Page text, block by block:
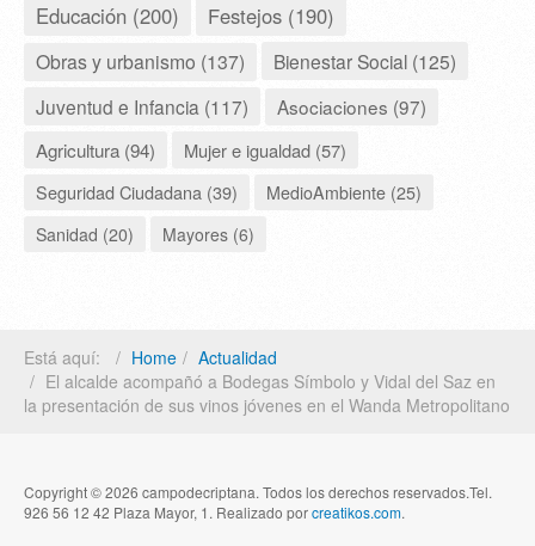
Educación (200) Festejos (190)
Obras y urbanismo (137)
Bienestar Social (125)
Juventud e Infancia (117)
Asociaciones (97)
Agricultura (94)
Mujer e igualdad (57)
Seguridad Ciudadana (39)
MedioAmbiente (25)
Sanidad (20)
Mayores (6)
Está aquí: Home
Actualidad
El alcalde acompañó a Bodegas Símbolo y Vidal del Saz en
la presentación de sus vinos jóvenes en el Wanda Metropolitano
Copyright © 2026 campodecriptana. Todos los derechos reservados.Tel.
926 56 12 42 Plaza Mayor, 1. Realizado porcreatikos.com.